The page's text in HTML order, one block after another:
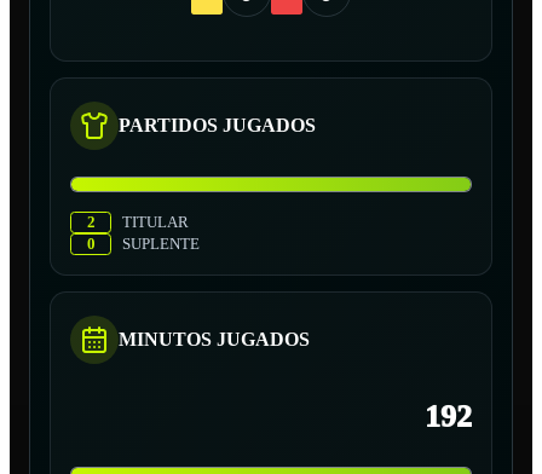
PARTIDOS JUGADOS
2
TITULAR
0
SUPLENTE
MINUTOS JUGADOS
192